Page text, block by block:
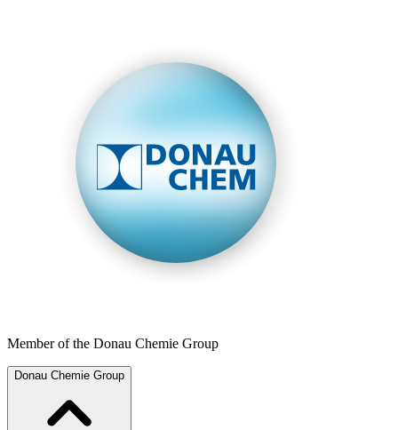
Member of the Donau Chemie Group
Donau Chemie Group